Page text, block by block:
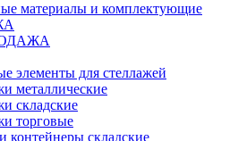
материалы и комплектующие
элементы для стеллажей
металлические
складские
торговые
контейнеры складские